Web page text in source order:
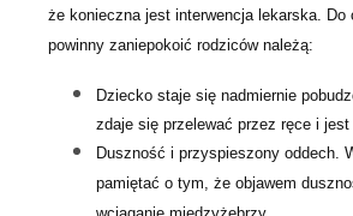
że konieczna jest interwencja lekarska. Do
powinny zaniepokoić rodziców należą:
Dziecko staje się nadmiernie
zdaje się przelewać przez ręce i jest
Duszność i przyspieszony oddech.
pamiętać o tym, że objawem